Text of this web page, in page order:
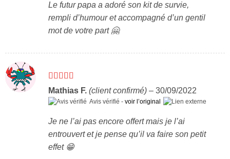
Le futur papa a adoré son kit de survie,
rempli d’humour et accompagné d’un gentil
mot de votre part 🤗
Note5sur 5
Mathias F. (client confirmé) – 30/09/2022
Avis vérifié - voir l’original
Je ne l’ai pas encore offert mais je l’ai
entrouvert et je pense qu’il va faire son petit
effet 😁